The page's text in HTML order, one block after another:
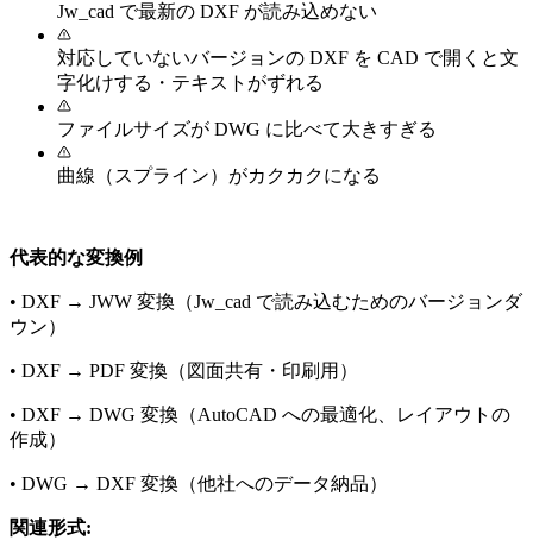
Jw_cad で最新の DXF が読み込めない
対応していないバージョンの DXF を CAD で開くと文
字化けする・テキストがずれる
ファイルサイズが DWG に比べて大きすぎる
曲線（スプライン）がカクカクになる
代表的な変換例
• DXF → JWW 変換（Jw_cad で読み込むためのバージョンダ
ウン）
• DXF → PDF 変換（図面共有・印刷用）
• DXF → DWG 変換（AutoCAD への最適化、レイアウトの
作成）
• DWG → DXF 変換（他社へのデータ納品）
関連形式: